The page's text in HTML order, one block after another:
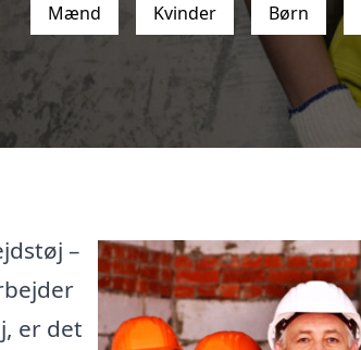
Mænd Kvinder Børn
–
er det